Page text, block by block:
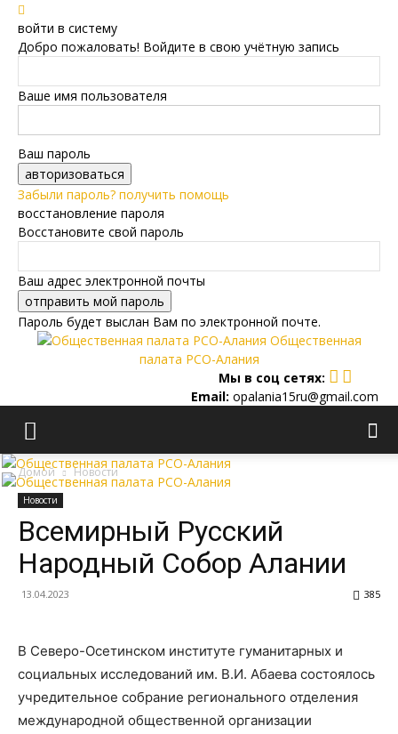
войти в систему
Добро пожаловать! Войдите в свою учётную запись
Ваше имя пользователя
Ваш пароль
Забыли пароль? получить помощь
восстановление пароля
Восстановите свой пароль
Ваш адрес электронной почты
Пароль будет выслан Вам по электронной почте.
Общественная
палата РСО-Алания
Мы в соц сетях:
Email: opalania15ru@gmail.com
Домой Новости
Новости
Всемирный Русский
Народный Собор Алании
13.04.2023 385
В Северо-Осетинском институте гуманитарных и
социальных исследований им. В.И. Абаева состоялось
учредительное собрание регионального отделения
международной общественной организации